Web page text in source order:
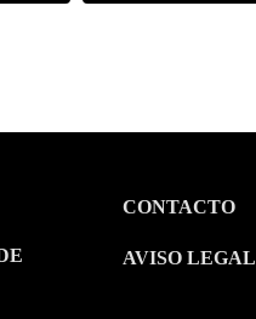
CONTACTO
AVISO LEGAL